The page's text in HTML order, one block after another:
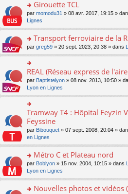
e
nt
u
s
ré
c
nt
n
le
s
ré
c
e
nt
e
n
o
n
lu
pl
s
ré
c
nt
e
s
s
e
n
o
n
lu
pl
ré
e
nt
ult
er
le
m
e
s
a
e
n
o
n
lu
le
pl
u
s
ré
c
e
nt
o
s
er
le
m
e
s
s
a
e
o
n
lu
le
pl
s
ré
c
e
nt
Girouette TCL
par momodu31 » 08 avr. 2017, 19:15 »
Lignes
o
n
s
ult
er
le
m
e
s
a
e
n
lu
le
pl
s
Transport ferroviaire de la
par greg59 » 20 sept. 2023, 20:38 » dans
o
n
s
le
m
e
s
s
a
e
n
o
n
lu
REAL (Réseau express de
par Baptistelyon » 08 nov. 2013, 10:50 »
Lyon en Lignes
o
n
ult
le
m
e
s
s
g
Tramway T4 : Hôpital Feyzin
Feyssine
par Bibouquet » 07 sept. 2008, 20:04 »
en Lignes
o
s
er
Métro C et Plateau nord
par Boblyon » 15 nov. 2004, 10:15 » dans
Lyon en Lignes
Nouvelles photos et vidéos